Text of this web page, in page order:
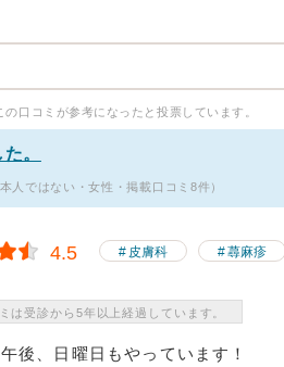
の口コミが参考になったと投票しています。
。
人ではない・女性・掲載口コミ8件）
4.5 皮膚科 蕁麻疹
は受診から5年以上経過しています。
後、日曜日もやっています！